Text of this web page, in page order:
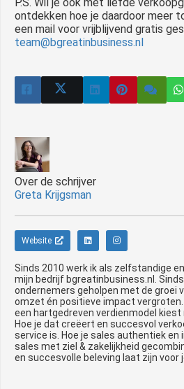
ontdekken hoe je daardoor meer
een mail voor vrijblijvend gratis
team@bgreatinbusiness.nl
Over de schrijver
Greta Krijgsman
Website
Sinds 2010 werk ik als zelfstandige
mijn bedrijf bgreatinbusiness.nl.
ondernemers geholpen met de groei
omzet én positieve impact vergroten.
een hartgedreven verdienmodel kiest
Hoe je dat creëert en succesvol
service is. Hoe je sales authentiek en
sales met ziel & zakelijkheid
en succesvolle beleving laat zijn voor